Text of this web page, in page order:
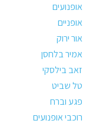
אופנועים
אופניים
אור ירוק
אמיר בלחסן
זאב בילסקי
טל שביט
פגע וברח
רוכבי אופנועים